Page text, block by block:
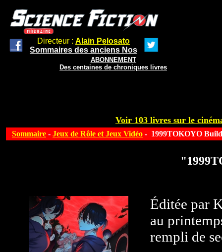
Directeur : Alain Pelosato
Sommaires des anciens Nos
ABONNEMENT
Des centaines de chroniques livres
Voir 103 livres sur le
Sommaire - Jeux de Rôle et Jeux Vidéo - 1999TOKOYO
Éditée par
au
rempli de